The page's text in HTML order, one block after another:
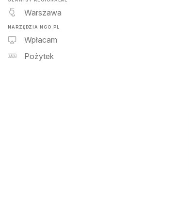
Warszawa
NARZĘDZIA NGO.PL
Wpłacam
Pożytek